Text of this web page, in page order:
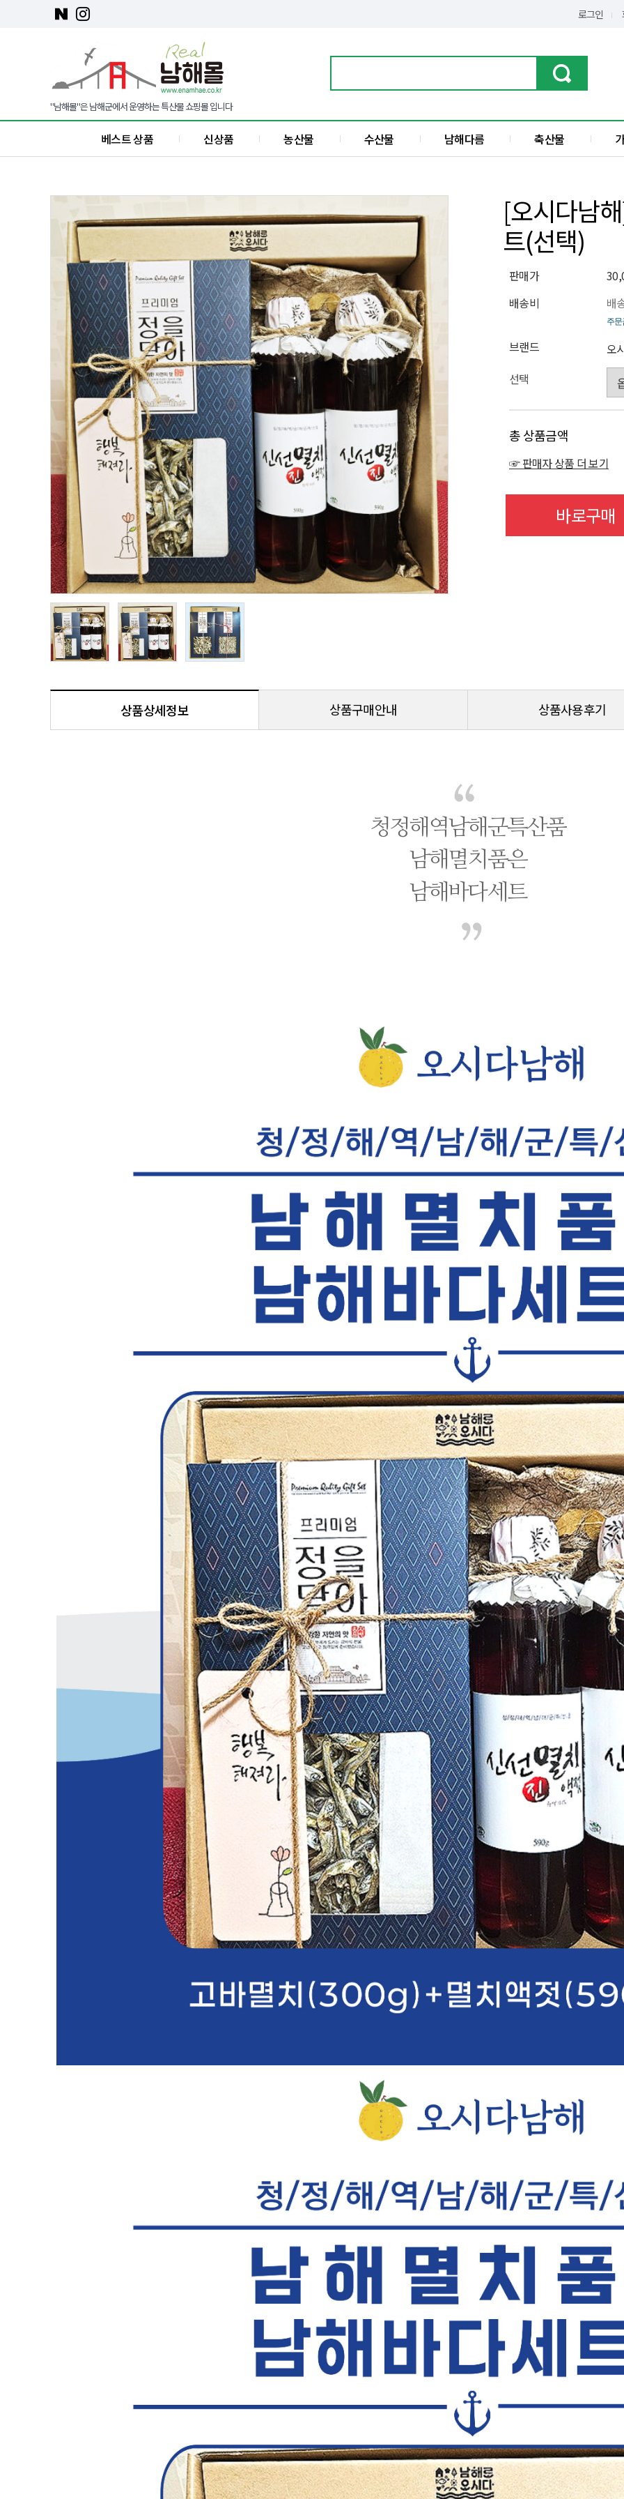
로그인
"남해몰"은 남해군에서 운영하는 특산물 쇼핑몰 입니다
베스트 상품 신상품 농산물 수산물 남해다름 축산물
전
액
[오시다남
트(선택)
판매가
배송비
배
주문
브랜드
오
선택
총 상품금액
☞ 판매자 상품 더 보기
바로구매
상품상세정보 상품구매안내 상품사용후기
청정해역남해군특산품
남해멸치품은
남해바다세트